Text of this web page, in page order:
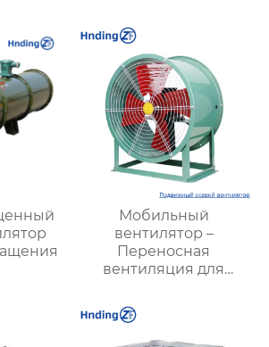
вентиляции и
безопасности
Мобильный
вентилятор –
Переносная
вентиляция для
эффективность и
удобство